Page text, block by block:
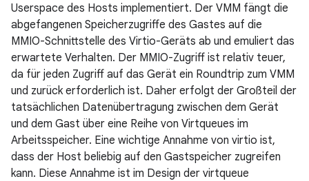
Userspace des Hosts implementiert. Der VMM fängt die
abgefangenen Speicherzugriffe des Gastes auf die
MMIO-Schnittstelle des Virtio-Geräts ab und emuliert das
erwartete Verhalten. Der MMIO-Zugriff ist relativ teuer,
da für jeden Zugriff auf das Gerät ein Roundtrip zum VMM
und zurück erforderlich ist. Daher erfolgt der Großteil der
tatsächlichen Datenübertragung zwischen dem Gerät
und dem Gast über eine Reihe von Virtqueues im
Arbeitsspeicher. Eine wichtige Annahme von virtio ist,
dass der Host beliebig auf den Gastspeicher zugreifen
kann. Diese Annahme ist im Design der virtqueue